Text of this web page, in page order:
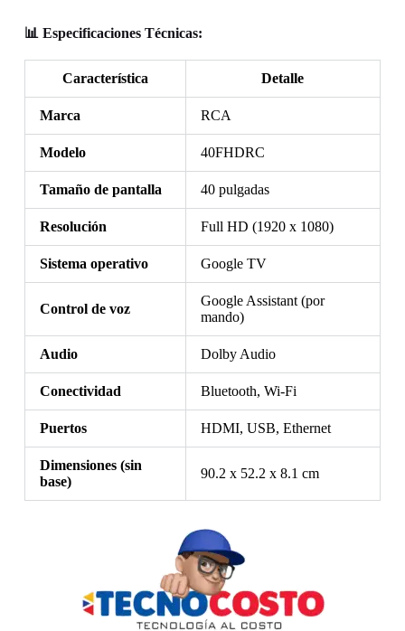
📊 Especificaciones Técnicas:
Característica Detalle
Marca RCA
Modelo 40FHDRC
Tamaño de pantalla 40 pulgadas
Resolución Full HD (1920 x 1080)
Sistema operativo Google TV
Control de voz
Google Assistant (por
mando)
Audio Dolby Audio
Conectividad Bluetooth, Wi-Fi
Puertos HDMI, USB, Ethernet
Dimensiones (sin
base)
90.2 x 52.2 x 8.1 cm